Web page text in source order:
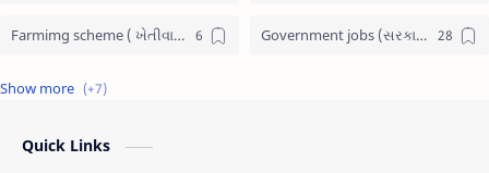
Farmimg scheme ( ખેતીવાડી યોજના ) Government jobs (સરકારી નોકરી)
Quick Links